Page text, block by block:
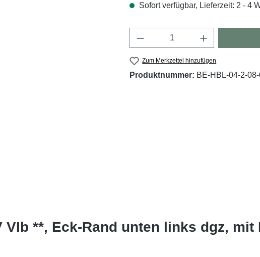
Sofort verfügbar, Lieferzeit: 2 - 4
Produkt Anzahl: Gib
Zum Merkzettel hinzufügen
Produktnummer: BE-HBL-04-2-
**, Eck-Rand unten links dgz, mit